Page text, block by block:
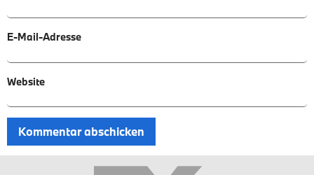
E-Mail-Adresse
Website